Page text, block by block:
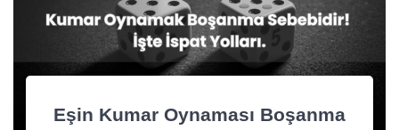
Eşin Kumar Oynaması Boşanma